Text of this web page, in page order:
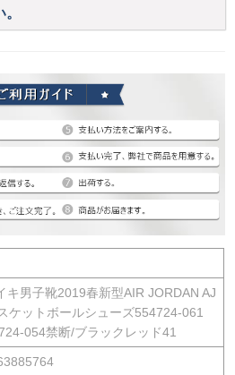
キ男子靴2019春新型AIR JORDAN AJ
ケットボールシューズ554724-061
054禁断/ブラックレッド41